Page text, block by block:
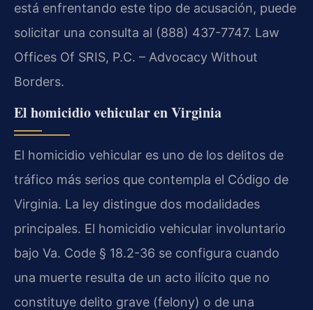
está enfrentando este tipo de acusación, puede
solicitar una consulta al (888) 437-7747. Law
Offices Of SRIS, P.C. – Advocacy Without
Borders.
El homicidio vehicular en Virginia
El homicidio vehicular es uno de los delitos de
tráfico más serios que contempla el Código de
Virginia. La ley distingue dos modalidades
principales. El homicidio vehicular involuntario
bajo Va. Code § 18.2-36 se configura cuando
una muerte resulta de un acto ilícito que no
constituye delito grave (felony) o de una